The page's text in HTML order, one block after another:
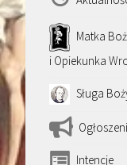
Matka
i Opiekunka
Sługa
Intencje